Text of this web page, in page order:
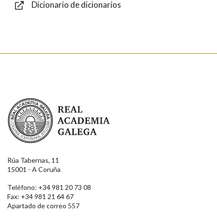
Dicionario de dicionarios
Real Academia Galega
Rúa Tabernas, 11
15001 - A Coruña
Teléfono: +34 981 20 73 08
Fax: +34 981 21 64 67
Apartado de correo 557